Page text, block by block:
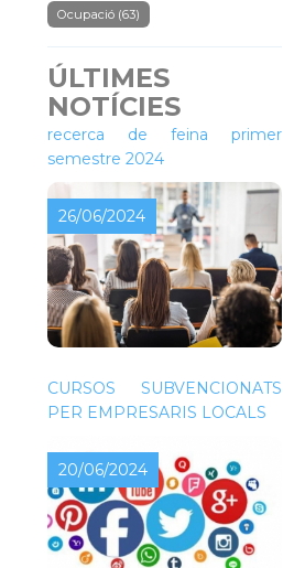
Ocupació (63)
ÚLTIMES
NOTÍCIES
26/06/2024
Tallers de millora per a la
recerca de feina primer
semestre 2024
20/06/2024
CURSOS SUBVENCIONATS
PER EMPRESARIS LOCALS